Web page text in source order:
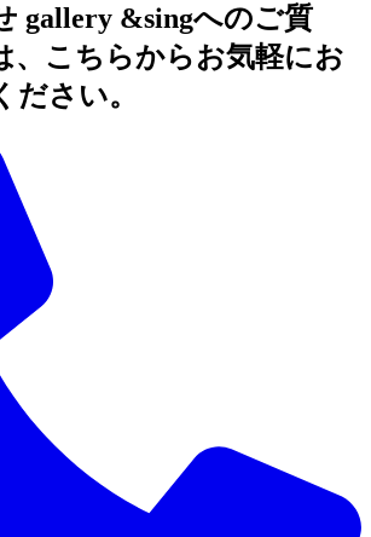
gallery &singへのご質
、こちらからお気軽にお
ださい。